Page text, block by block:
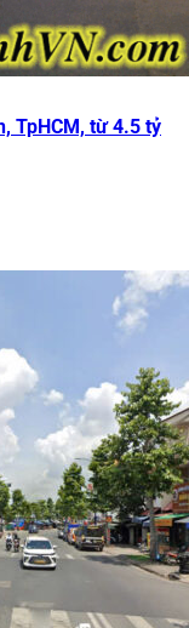
TpHCM, từ 4.5 tỷ